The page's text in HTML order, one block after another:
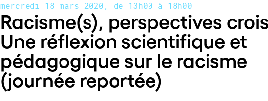
mercredi 18 mars 2020, de 13h00 à 18h00
Racisme(s), perspectives
Une réflexion scientifique et
pédagogique sur le racisme
(journée reportée)